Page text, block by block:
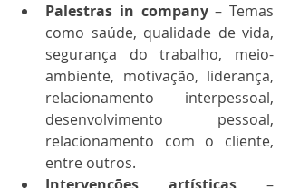
Palestras in company – Temas
como saúde, qualidade de vida,
segurança do trabalho, meio-
ambiente, motivação, liderança,
relacionamento interpessoal,
desenvolvimento pessoal,
relacionamento com o cliente,
entre outros.